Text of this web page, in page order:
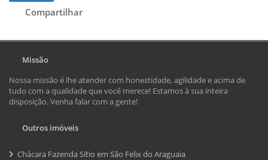
Compartilhar
Missão
Nossa missão é lhe atender com honestidade, agilidade e acima de
tudo com a qualidade que você merece! Estamos à sua inteira
disposição. Venha falar com a gente!
Outros imóveis
Chácara Fazenda Sítio em São Felix do Araguaia